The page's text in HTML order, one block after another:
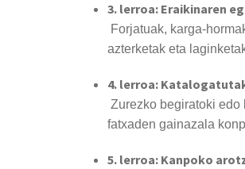
3. lerroa: Eraikinaren
Forjatuak, karga-
azterketak eta
4. lerroa:
Zurezko begiratoki edo
fatxaden gainazala
5. lerroa: Kanpoko